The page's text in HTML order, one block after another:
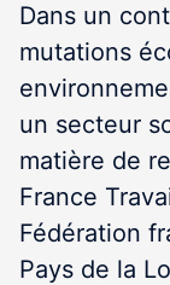
Dans un
mutations
un secteur
matière de
France
Fédération
Pays de la